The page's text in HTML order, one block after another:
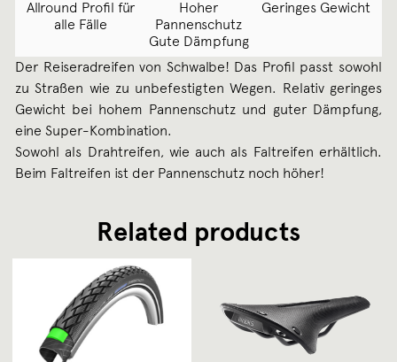
Allround Profil für
alle Fälle
Hoher
Pannenschutz
Geringes Gewicht
Gute Dämpfung
Der Reiseradreifen von Schwalbe! Das Profil passt sowohl
zu Straßen wie zu unbefestigten Wegen. Relativ geringes
Gewicht bei hohem Pannenschutz und guter Dämpfung,
eine Super-Kombination.
Sowohl als Drahtreifen, wie auch als Faltreifen erhältlich.
Beim Faltreifen ist der Pannenschutz noch höher!
Related products